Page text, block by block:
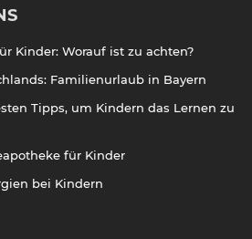
Kinder: Worauf ist zu achten?
Familienurlaub in Bayern
Tipps, um Kindern das Lernen zu
für Kinder
bei Kindern